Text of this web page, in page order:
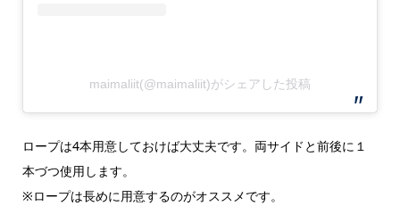
maimaliit(@maimaliit)がシェアした投稿
ロープは4本用意しておけば大丈夫です。両サイドと前後に１
本づつ使用します。
※ロープは長めに用意するのがオススメです。